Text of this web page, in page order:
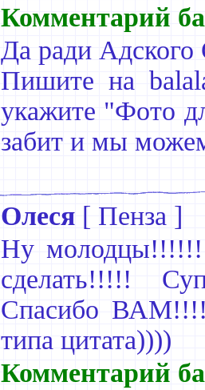
Комментарий
Да ради
Пишите на
укажите "Фото
забит и мы
Олеся [ Пенза ]
Ну
сделать!!!!!
Спасибо
типа цитата))))
Комментарий